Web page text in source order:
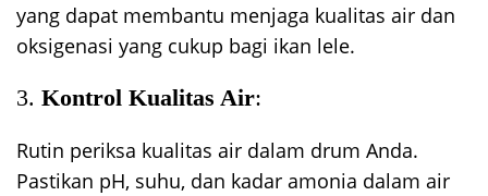
yang dapat membantu menjaga kualitas air dan
oksigenasi yang cukup bagi ikan lele.
3. Kontrol Kualitas Air:
Rutin periksa kualitas air dalam drum Anda.
Pastikan pH, suhu, dan kadar amonia dalam air